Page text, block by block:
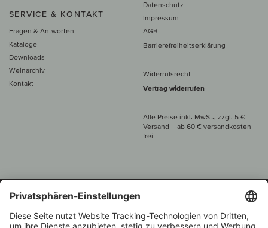
SERVICE & KONTAKT
Fragen & Antworten
Kataloge
Downloads
Weinarchiv
Kontakt
Datenschutz
Impressum
AGB
Barrierefreiheitserklärung
Widerrufsrecht
Vertrag widerrufen
Alle Preise inkl. MwSt., zzgl. 5 €
Versand – ab 60 € versand­kosten­
frei
Beratung unter
+49 421 696 797-0